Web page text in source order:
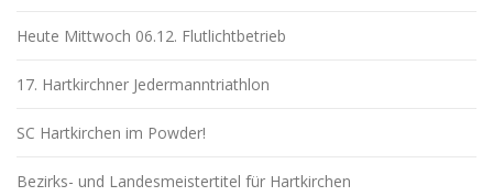
Heute Mittwoch 06.12. Flutlichtbetrieb
17. Hartkirchner Jedermanntriathlon
SC Hartkirchen im Powder!
Bezirks- und Landesmeistertitel für Hartkirchen